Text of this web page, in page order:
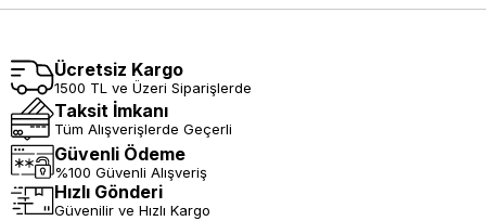
Ücretsiz Kargo
1500 TL ve Üzeri Siparişlerde
Taksit İmkanı
Tüm Alışverişlerde Geçerli
Güvenli Ödeme
%100 Güvenli Alışveriş
Hızlı Gönderi
Güvenilir ve Hızlı Kargo